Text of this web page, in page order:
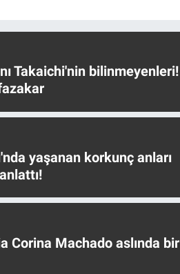
Takaichi'nin bilinmeyenleri!
yaşanan korkunç anları
Corina Machado aslında bir